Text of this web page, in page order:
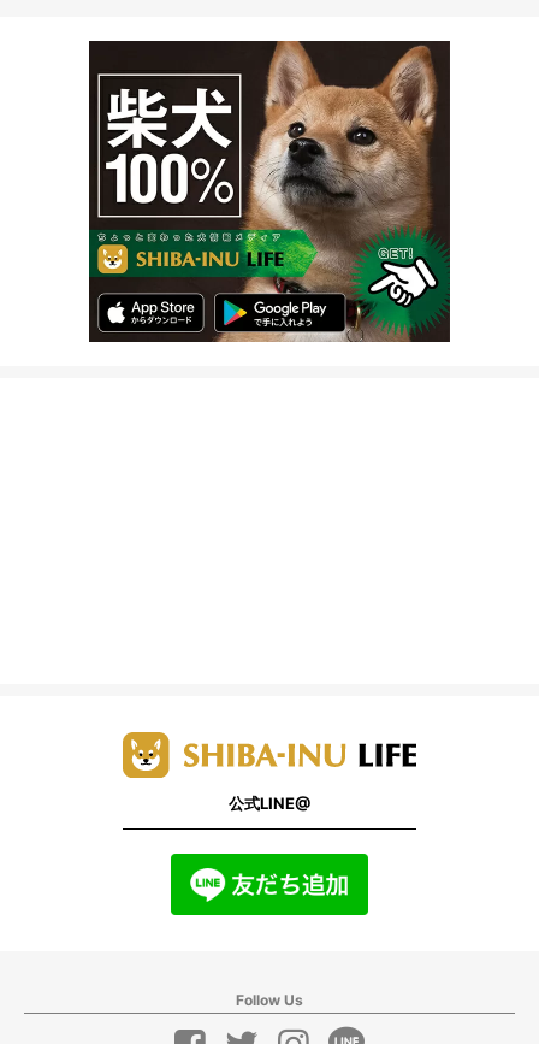
公式LINE@
Follow Us